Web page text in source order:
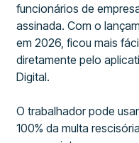
funcionários de
assinada. Com o
em 2026, ficou mais
diretamente pelo
Digital.
O trabalhador pode
100% da multa